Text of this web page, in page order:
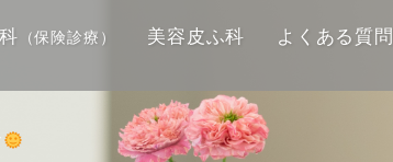
（保険診療） 美容皮ふ科 よくある質問